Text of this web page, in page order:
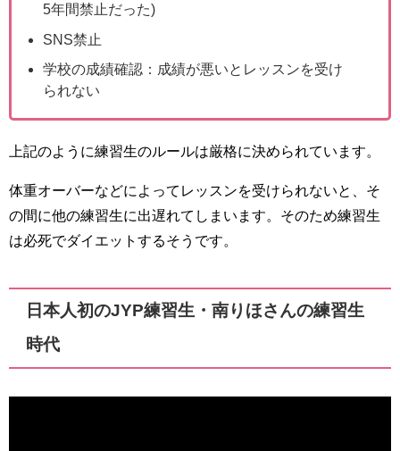
5年間禁止だった)
SNS禁止
学校の成績確認：成績が悪いとレッスンを受け
られない
上記のように練習生のルールは厳格に決められています。
体重オーバーなどによってレッスンを受けられないと、そ
の間に他の練習生に出遅れてしまいます。そのため練習生
は必死でダイエットするそうです。
日本人初のJYP練習生・南りほさんの練習生
時代